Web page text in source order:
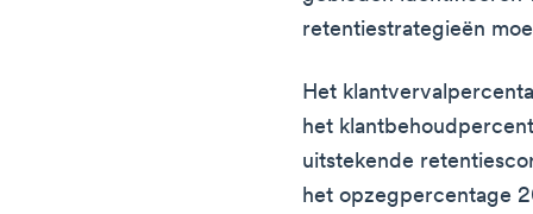
retentiestrategieën
Het
het
uitstekende
het opzegpercentage